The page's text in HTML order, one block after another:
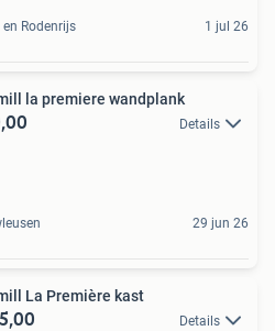
en Rodenrijs 1 jul 26
la premiere wandplank
Details
29 jun 26
La Première kast
Details